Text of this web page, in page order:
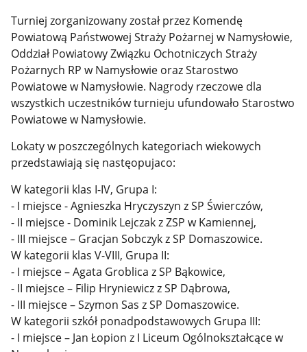
Turniej zorganizowany został przez Komendę
Powiatową Państwowej Straży Pożarnej w Namysłowie,
Oddział Powiatowy Związku Ochotniczych Straży
Pożarnych RP w Namysłowie oraz Starostwo
Powiatowe w Namysłowie. Nagrody rzeczowe dla
wszystkich uczestników turnieju ufundowało Starostwo
Powiatowe w Namysłowie.
Lokaty w poszczególnych kategoriach wiekowych
przedstawiają się nastęopujaco:
W kategorii klas I-IV, Grupa I:
- I miejsce - Agnieszka Hryczyszyn z SP Świerczów,
- II miejsce - Dominik Lejczak z ZSP w Kamiennej,
- III miejsce – Gracjan Sobczyk z SP Domaszowice.
W kategorii klas V-VIII, Grupa II:
- I miejsce – Agata Groblica z SP Bąkowice,
- II miejsce – Filip Hryniewicz z SP Dąbrowa,
- III miejsce – Szymon Sas z SP Domaszowice.
W kategorii szkół ponadpodstawowych Grupa III:
- I miejsce – Jan Łopion z I Liceum Ogólnokształcące w